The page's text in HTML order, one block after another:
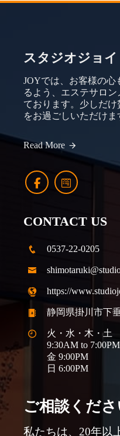
スタジオジョイ
JOYでは、お客様の心
るよう、エステサロ
ております。少しだ
をお過ごしいただけま
Read More
CONTACT US
0537-22-0205
https://
静岡県掛川市下
火・水・木・土
9:30AM to 7:00PM
金 9:00PM
日 6:00PM
ご相談くださ
私たちは、20年以